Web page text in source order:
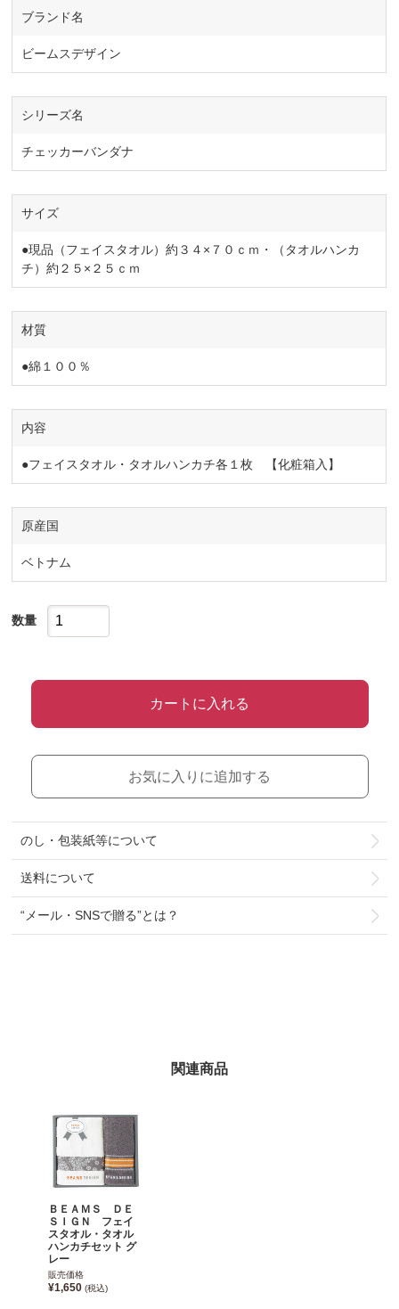
ブランド名
ビームスデザイン
シリーズ名
チェッカーバンダナ
サイズ
●現品（フェイスタオル）約３４×７０ｃｍ・（タオルハンカ
チ）約２５×２５ｃｍ
材質
●綿１００％
内容
●フェイスタオル・タオルハンカチ各１枚 【化粧箱入】
原産国
ベトナム
数量
カートに入れる
お気に入りに追加する
のし・包装紙等について
送料について
“メール・SNSで贈る”とは？
関連商品
ＢＥＡＭＳ ＤＥ
ＳＩＧＮ フェイ
スタオル・タオル
ハンカチセット グ
レー
販売価格
¥1,650 (税込)